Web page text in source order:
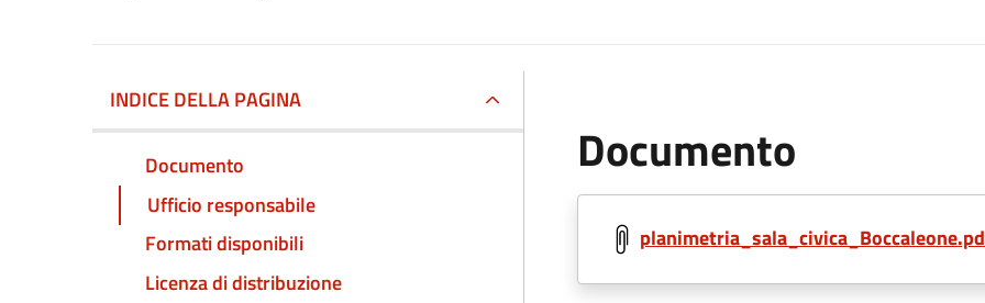
INDICE DELLA PAGINA
Documento
Ufficio responsabile
Formati disponibili
Licenza di distribuzione
Documento